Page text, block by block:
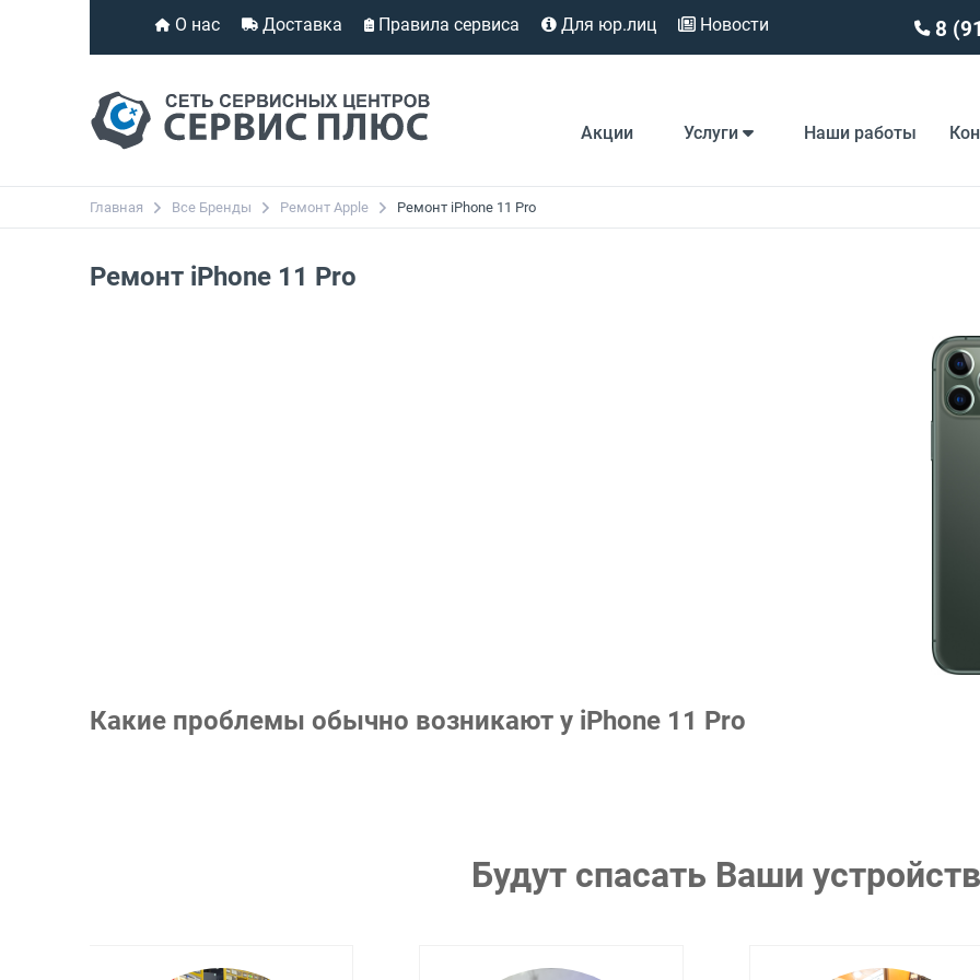
О нас Доставка Правила сервиса Для юр.лиц Новости 8
Акции Услуги Наши работы
Главная Все Бренды Ремонт Apple Ремонт iPhone 11 Pro
Ремонт iPhone 11 Pro
Какие проблемы обычно возникают у iPhone 11 Pro
Будут спасать Ваши